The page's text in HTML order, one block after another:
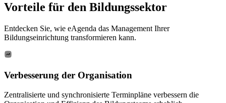
Vorteile für den Bildungssektor
Entdecken Sie, wie eAgenda das Management Ihrer
Bildungseinrichtung transformieren kann.
Verbesserung der Organisation
Zentralisierte und synchronisierte Terminpläne verbessern die